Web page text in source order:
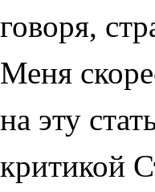
говоря,
Меня
на эту
критикой